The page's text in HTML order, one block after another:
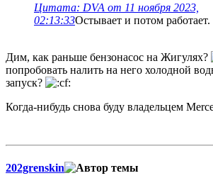
Цитата: DVA от 11 ноября 2023,
02:13:33Остывает и потом работает.
Дим, как раньше бензонасос на Жигулях?
попробовать налить на него холодной
запуск?
Когда-нибудь снова буду владельцем
202grenskin